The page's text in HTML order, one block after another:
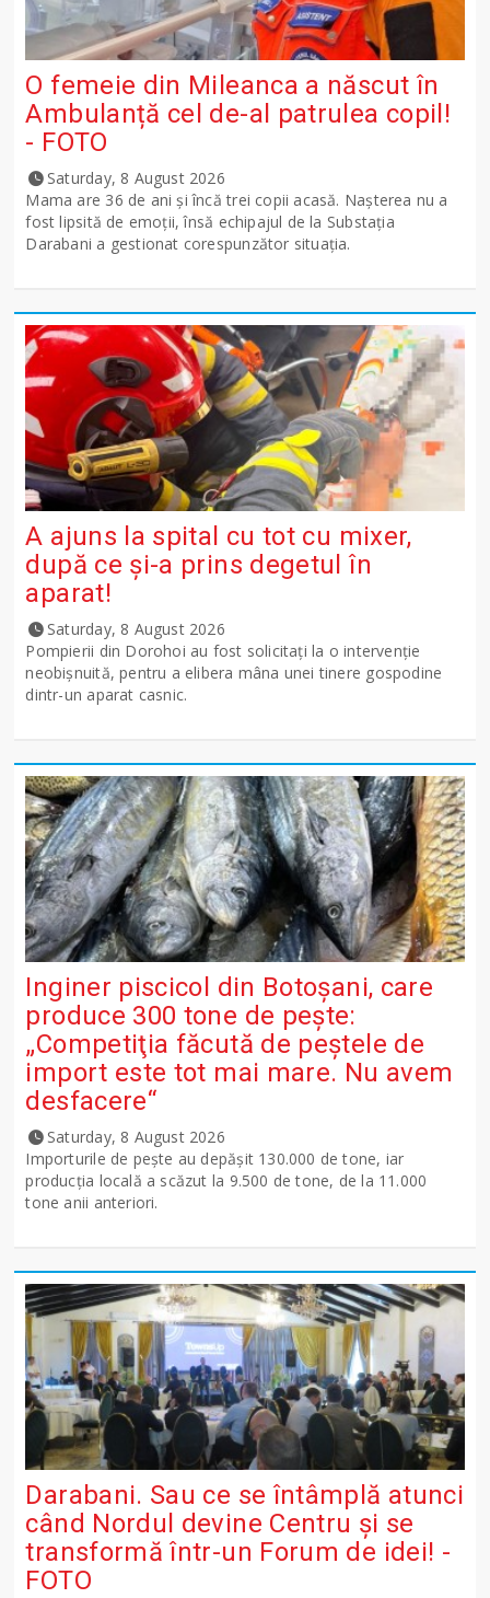
O femeie din Mileanca a născut în
Ambulanță cel de-al patrulea copil!
- FOTO
Saturday, 8 August 2026
Mama are 36 de ani și încă trei copii acasă. Nașterea nu a
fost lipsită de emoții, însă echipajul de la Substația
Darabani a gestionat corespunzător situația.
A ajuns la spital cu tot cu mixer,
după ce și-a prins degetul în
aparat!
Saturday, 8 August 2026
Pompierii din Dorohoi au fost solicitați la o intervenție
neobișnuită, pentru a elibera mâna unei tinere gospodine
dintr-un aparat casnic.
Inginer piscicol din Botoşani, care
produce 300 tone de peşte:
„Competiţia făcută de peştele de
import este tot mai mare. Nu avem
desfacere“
Saturday, 8 August 2026
Importurile de peşte au depăşit 130.000 de tone, iar
producţia locală a scăzut la 9.500 de tone, de la 11.000
tone anii anteriori.
Darabani. Sau ce se întâmplă atunci
când Nordul devine Centru și se
transformă într-un Forum de idei! -
FOTO